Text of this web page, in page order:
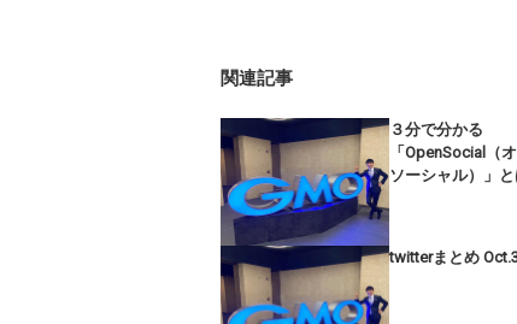
関連記事
３分で分かる
「OpenSocial（
ソーシャル）」と
twitterまとめ